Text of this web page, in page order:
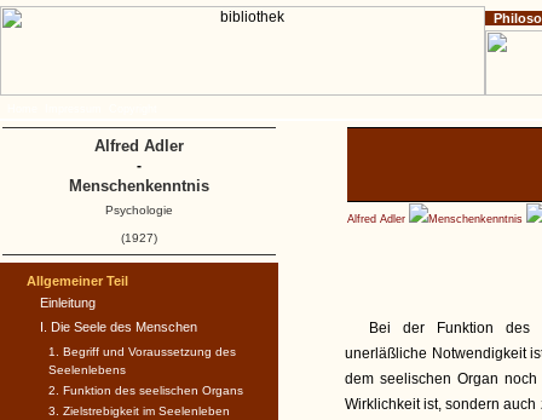
Alfred Adler Menschenkenntnis
Bei der Funktion des
unerläßliche Notwendigkeit
dem seelischen Organ
Wirklichkeit ist, sondern
Allgemeiner Teil
Einleitung
I. Die Seele des Menschen
1. Begriff und Voraussetzung des
Seelenlebens
2. Funktion des seelischen Organs
3. Zielstrebigkeit im Seelenleben
Alfred Adler
-
Menschenkenntnis
Psychologie
(1927)